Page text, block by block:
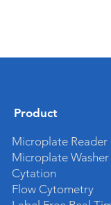
Product
Microplate Reader
Microplate Washer
Cytation
Flow Cytometry